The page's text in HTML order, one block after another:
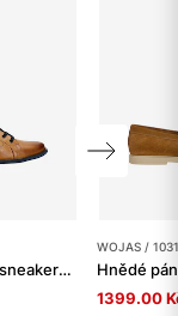
Hnědé pánské sneakers s tmavě modrými vsadkami
WOJAS /
1399.00